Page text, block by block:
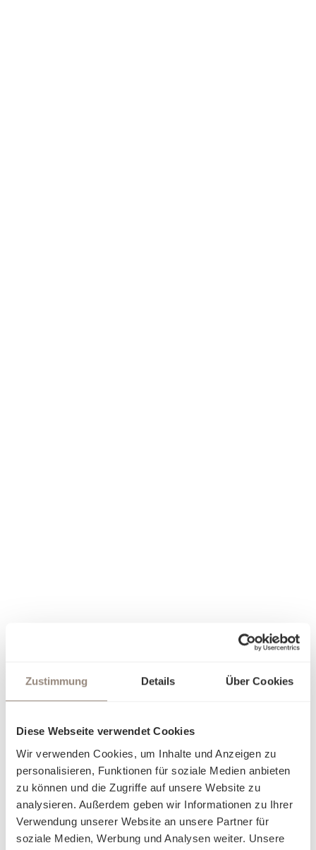
Zustimmung Details Über Cookies
Diese Webseite verwendet Cookies
Wir verwenden Cookies, um Inhalte und Anzeigen zu
personalisieren, Funktionen für soziale Medien anbieten
zu können und die Zugriffe auf unsere Website zu
analysieren. Außerdem geben wir Informationen zu Ihrer
Verwendung unserer Website an unsere Partner für
soziale Medien, Werbung und Analysen weiter. Unsere